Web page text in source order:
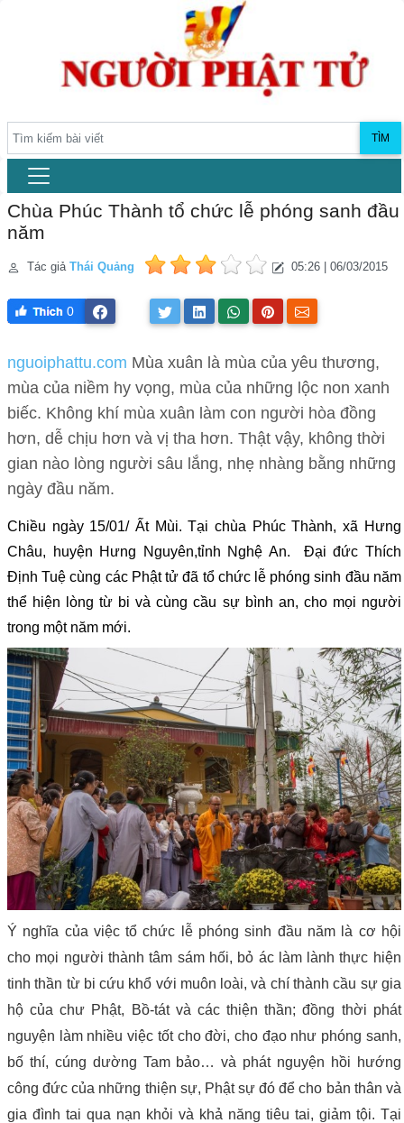
TÌM
Chùa Phúc Thành tổ chức lễ phóng sanh đầu
năm
Tác giả Thái Quảng 05:26 | 06/03/2015
0
nguoiphattu.com Mùa xuân là mùa của yêu thương,
mùa của niềm hy vọng, mùa của những lộc non xanh
biếc. Không khí mùa xuân làm con người hòa đồng
hơn, dễ chịu hơn và vị tha hơn. Thật vậy, không thời
gian nào lòng người sâu lắng, nhẹ nhàng bằng những
ngày đầu năm.
Chiều ngày 15/01/ Ất Mùi. Tại chùa Phúc Thành, xã Hưng
Châu, huyện Hưng Nguyên,tỉnh Nghệ An. Đại đức Thích
Định Tuệ cùng các Phật tử đã tổ chức lễ phóng sinh đầu năm
thể hiện lòng từ bi và cùng cầu sự bình an, cho mọi người
trong một năm mới.
Ý nghĩa của việc tổ chức lễ phóng sinh đầu năm là cơ hội
cho mọi người thành tâm sám hối, bỏ ác làm lành thực hiện
tinh thần từ bi cứu khổ với muôn loài, và chí thành cầu sự gia
hộ của chư Phật, Bồ-tát và các thiện thần; đồng thời phát
nguyện làm nhiều việc tốt cho đời, cho đạo như phóng sanh,
bố thí, cúng dường Tam bảo… và phát nguyện hồi hướng
công đức của những thiện sự, Phật sự đó để cho bản thân và
gia đình tai qua nạn khỏi và khả năng tiêu tai, giảm tội. Tại